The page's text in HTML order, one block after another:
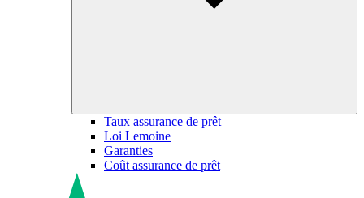
Taux assurance de prêt
Loi Lemoine
Garanties
Coût assurance de prêt